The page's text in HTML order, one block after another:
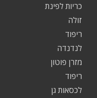
כריות לפינת
זולה
ריפוד
לנדנדה
מזרן פוטון
ריפוד
לכסאות גן